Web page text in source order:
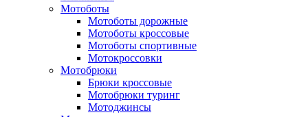
Мотоботы
Мотоботы дорожные
Мотоботы кроссовые
Мотоботы спортивные
Мотокроссовки
Мотобрюки
Брюки кроссовые
Мотобрюки туринг
Мотоджинсы